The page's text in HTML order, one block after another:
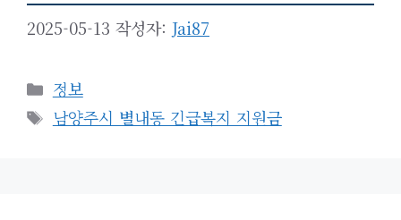
2025-05-13 작성자: Jai87
카
테
고
정보
태
남양주시 별내동 긴급복지 지원금